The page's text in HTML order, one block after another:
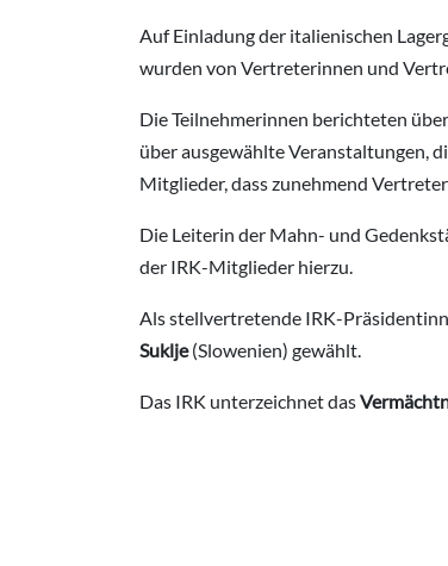
Auf Einladung der italienischen
wurden von Vertreterinnen und
Die Teilnehmerinnen berichteten
über ausgewählte Veranstaltungen,
Mitglieder, dass zunehmend
Die Leiterin der Mahn- und
der IRK-Mitglieder hierzu.
Als stellvertretende IRK-
Suklje(Slowenien) gewählt.
Das IRK unterzeichnet das